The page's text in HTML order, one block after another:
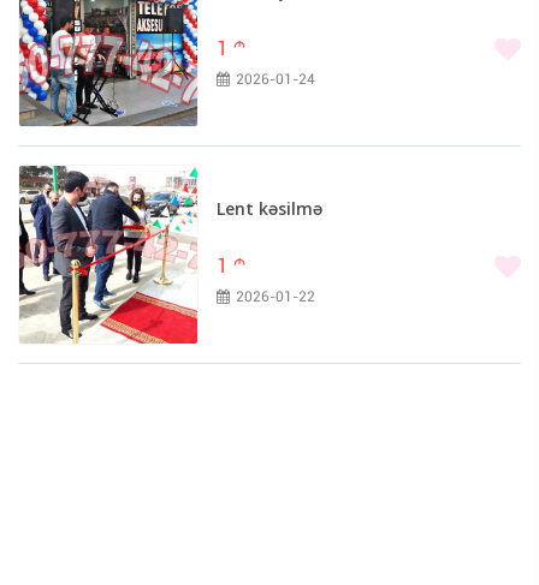
1 m
2026-01-24
Lent kəsilmə
1 m
2026-01-22